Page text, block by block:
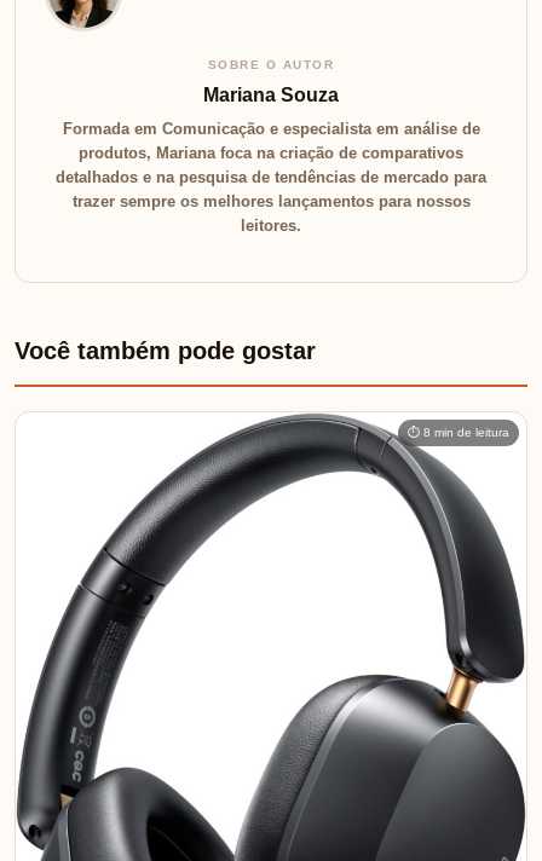
SOBRE O AUTOR
Mariana Souza
Formada em Comunicação e especialista em análise de
produtos, Mariana foca na criação de comparativos
detalhados e na pesquisa de tendências de mercado para
trazer sempre os melhores lançamentos para nossos
leitores.
Você também pode gostar
⏱ 8 min de leitura